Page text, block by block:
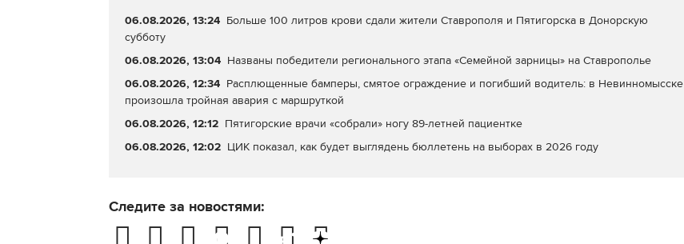
06.08.2026, 13:24 Больше 100 литров крови сдали жители Ставрополя и Пятигорска в Донорскую
субботу
06.08.2026, 13:04 Названы победители регионального этапа «Семейной зарницы» на Ставрополье
06.08.2026, 12:34 Расплющенные бамперы, смятое ограждение и погибший водитель: в Невинномысске
произошла тройная авария с маршруткой
06.08.2026, 12:12 Пятигорские врачи «собрали» ногу 89-летней пациентке
06.08.2026, 12:02 ЦИК показал, как будет выглядень бюллетень на выборах в 2026 году
Следите за новостями: